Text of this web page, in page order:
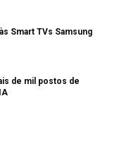
Smart TVs Samsung
de mil postos de